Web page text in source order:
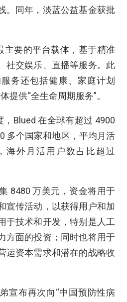
。同年，淡蓝公益基金获批
主要的平台载体，基于精准
社交娱乐、直播等服务。此
务还包括健康、家庭计划
提供“全生命周期服务”。
Blued 在全球有超过 4900
多个国家和地区，平均月活
海外月活用户数占比超过
8480 万美元，资金将用于
宣传活动，以获得用户和加
于技术和开发，特别是人工
方面的投资；同时也将用于
运资本需求和潜在的战略收
宣布再次向“中国预防性病